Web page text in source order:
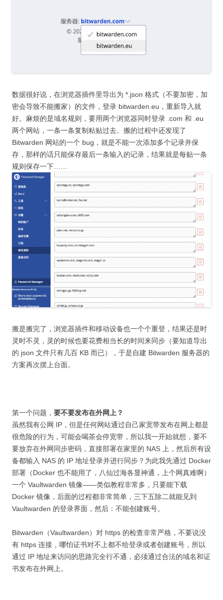
数据很好说，在浏览器插件里导出为 *.json 格式（不要加密，加
密会导致不能搬家）的文件，登录 bitwarden.eu，重新导入就
好。麻烦的是域名规则，要用两个浏览器同时登录 .com 和 .eu
两个网站，一条一条复制粘贴过去。搬的过程中还发现了
Bitwarden 网站的一个 bug，就是不能一次添加多个记录并保
存，那样的话只能保存最后一条输入的记录，结果就是每贴一条
规则保存一下……
搬是搬完了，浏览器插件和移动设备也一个个重登，结果还是时
灵时不灵，灵的时候也要花费相当长的时间来同步（要知道导出
的 json 文件只有几百 KB 而已），于是自建 Bitwarden 服务器的
方案再次摆上台面。
第一个问题， 要不要发布在外网上？
虽然我有公网 IP，但是任何网站通过自己家宽带发布在网上都是
很危险的行为，可能会喝茶会停宽带，所以我一开始就想，要不
要放弃在外网同步密码，直接部署在家里的 NAS 上，然后所有设
备都输入 NAS 的 IP 地址登录并进行同步？为此我先通过 Docker
部署（Docker 也不能用了，八仙过海各显神通，上个网真难啊）
一个 Vaultwarden 镜像——类似教程非常多，只要能下载
Docker 镜像，后面的过程都非常简单，三下五除二就能见到
Vaultwarden 的登录界面，然后：不能创建账号。
Bitwarden（Vaultwarden）对 https 的检查非常严格，不要说没
有 https 连接，哪怕证书对不上都不给登录或者创建账号，所以
通过 IP 地址来访问的思路完全行不通，必须通过合法的域名和证
书发布在外网上。